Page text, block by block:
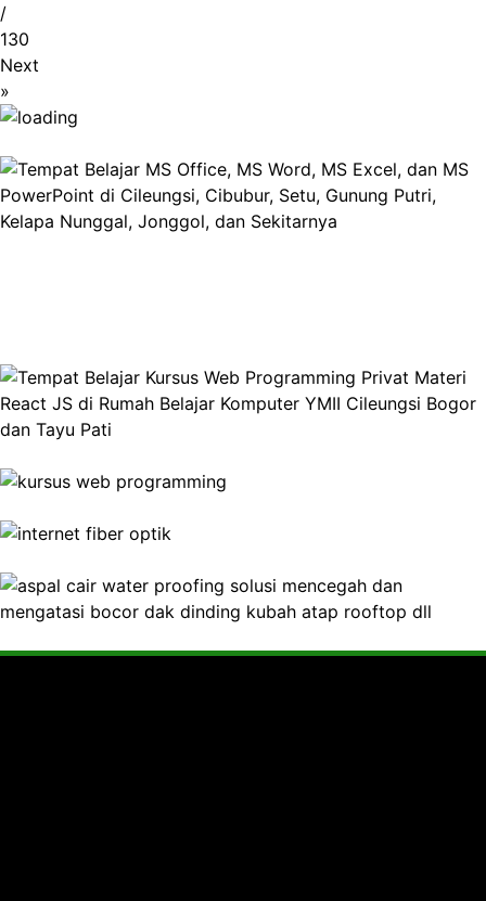
/
130
Next
»